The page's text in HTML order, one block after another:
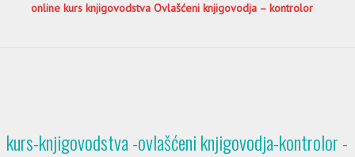
online kurs knjigovodstva Ovlašćeni knjigovodja – kontrolor
kurs-knjigovodstva -ovlašćeni knjigovodja-kontrolor -